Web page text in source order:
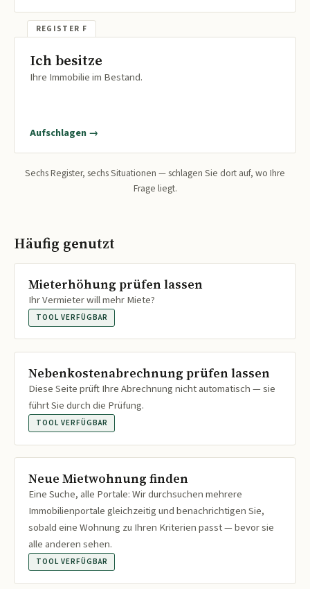
Ich besitze
Ihre Immobilie im Bestand.
Aufschlagen →
Sechs Register, sechs Situationen — schlagen Sie dort auf, wo Ihre
Frage liegt.
Häufig genutzt
Mieterhöhung prüfen lassen
Ihr Vermieter will mehr Miete?
TOOL VERFÜGBAR
Nebenkostenabrechnung prüfen lassen
Diese Seite prüft Ihre Abrechnung nicht automatisch — sie
führt Sie durch die Prüfung.
TOOL VERFÜGBAR
Neue Mietwohnung finden
Eine Suche, alle Portale: Wir durchsuchen mehrere
Immobilienportale gleichzeitig und benachrichtigen Sie,
sobald eine Wohnung zu Ihren Kriterien passt — bevor sie
alle anderen sehen.
TOOL VERFÜGBAR